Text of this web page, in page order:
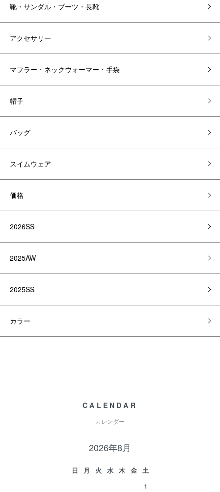
靴・サンダル・ブーツ・長靴
アクセサリー
マフラー・ネックウォーマー・手袋
帽子
バッグ
スイムウェア
価格
2026SS
2025AW
2025SS
カラー
CALENDAR
カレンダー
2026年8月
日 月 火 水 木 金
土
1